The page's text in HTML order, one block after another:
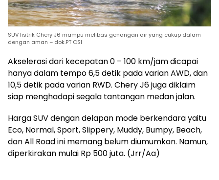
SUV listrik Chery J6 mampu melibas genangan air yang cukup dalam
dengan aman – dok.PT CSI
Akselerasi dari kecepatan 0 – 100 km/jam dicapai
hanya dalam tempo 6,5 detik pada varian AWD, dan
10,5 detik pada varian RWD. Chery J6 juga diklaim
siap menghadapi segala tantangan medan jalan.
Harga SUV dengan delapan mode berkendara yaitu
Eco, Normal, Sport, Slippery, Muddy, Bumpy, Beach,
dan All Road ini memang belum diumumkan. Namun,
diperkirakan mulai Rp 500 juta. (Jrr/Aa)